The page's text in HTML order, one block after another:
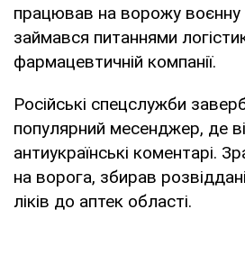
працював на ворожу воєнну
займався питаннями
фармацевтичній компанії.
Російські спецслужби
популярний месенджер, де
антиукраїнські коментарі.
на ворога, збирав
ліків до аптек області.